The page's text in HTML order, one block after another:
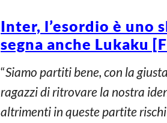
Inter, l’esordio è uno
segna anche Lukaku
“Siamo partiti bene, con la
ragazzi di ritrovare la nostra
altrimenti in queste partite rischi